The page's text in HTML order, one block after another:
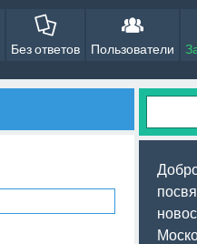
Без ответов Пользователи